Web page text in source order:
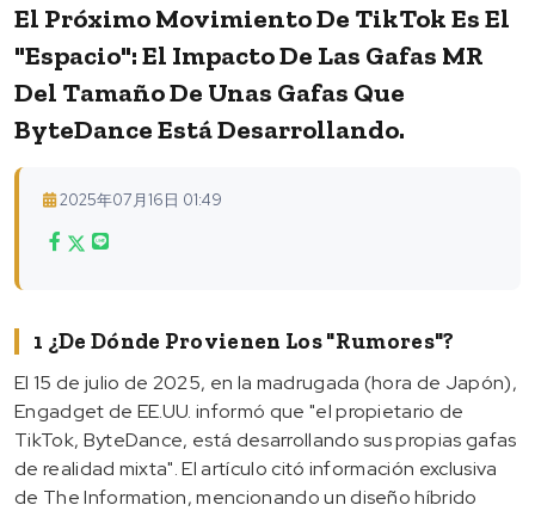
El Próximo Movimiento De TikTok Es El
"espacio": El Impacto De Las Gafas MR
Del Tamaño De Unas Gafas Que
ByteDance Está Desarrollando.
2025年07月16日 01:49
1 ¿De Dónde Provienen Los "rumores"?
El 15 de julio de 2025, en la madrugada (hora de Japón),
Engadget de EE.UU. informó que "el propietario de
TikTok, ByteDance, está desarrollando sus propias gafas
de realidad mixta". El artículo citó información exclusiva
de The Information, mencionando un diseño híbrido